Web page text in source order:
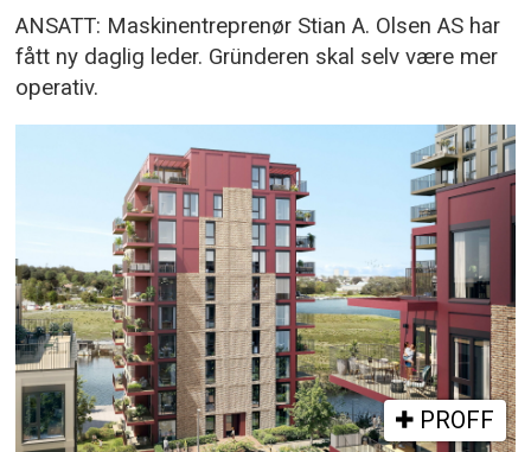
ANSATT: Maskinentreprenør Stian A. Olsen AS har
fått ny daglig leder. Gründeren skal selv være mer
operativ.
PROFF